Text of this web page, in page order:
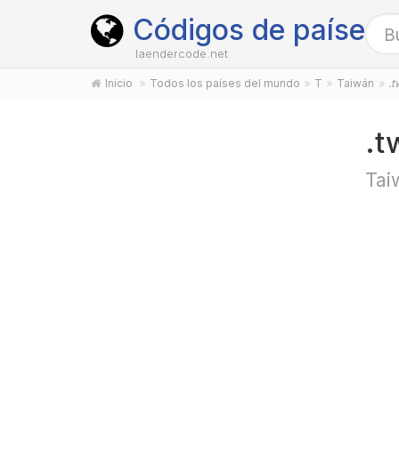
Códigos de países
laendercode.net
Inicio Todos los países del mundo T Taiwán